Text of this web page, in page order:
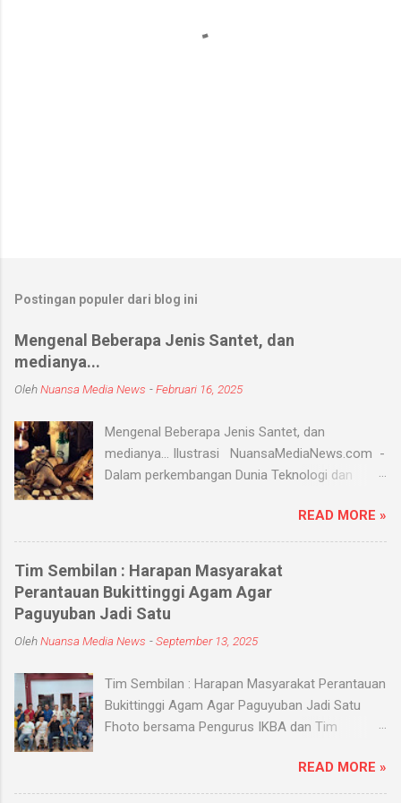
Postingan populer dari blog ini
Mengenal Beberapa Jenis Santet, dan
medianya...
OlehNuansa Media News -Februari 16, 2025
Mengenal Beberapa Jenis Santet, dan
medianya... Ilustrasi NuansaMediaNews.com -
Dalam perkembangan Dunia Teknologi dan
yang hingga saat ini masih ada dan berkembang
di masyarakat. Menurut Kamus Besar Bahasa
Indonesia (KBBI) santet berarti sihir, menyihir.
Ilmu Santet merupakan aliran ilmu hitam yang
digunakan untuk mengendalikan alam seperti
supranatural dari paranormal. Biasanya, santet
membahayakan orang lain. Banyak medium
yang digunakan oleh paranormal untuk
menyantet seseorang, diantaranya boneka,
lagi. Medium-medium tersebut 'dikirim' oleh
para dukun atau 'orang pintar' yang disewa oleh
READ MORE »
Tim Sembilan : Harapan Masyarakat
Perantauan Bukittinggi Agam Agar
Paguyuban Jadi Satu
OlehNuansa Media News -September 13, 2025
Tim Sembilan : Harapan Masyarakat Perantauan
Bukittinggi Agam Agar Paguyuban Jadi Satu
Fhoto bersama Pengurus IKBA dan Tim
Menjalin silaturahmi dengan sebuah organisasi
apalagi Paguyuban kampung adalah salah satu
READ MORE »